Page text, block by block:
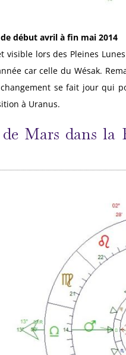
début avril à fin mai 2014
visible lors des Pleines
car celle du Wésak.
se fait jour qui
à Uranus.
Mars dans la